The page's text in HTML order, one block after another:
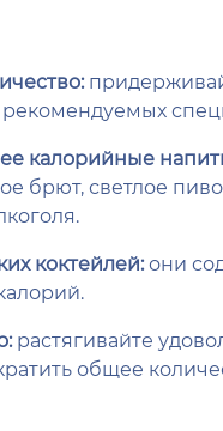
калорийные
брют, светлое
коктейлей:они
растягивайте
общее